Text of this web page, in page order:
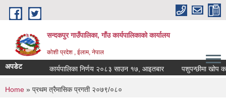
Skip to main content
सन्दकपुर गाउँपालिका, गाँउ कार्यपालिकाको कार्यालय
कोशी प्रदेश , ईलाम, नेपाल
अपडेट कार्यपालिका निर्णय २०८३ साउन १७, आइतबार पशुपन्छीमा खोप
You are here
Home » प्रथम त्रैमासिक प्रगती २०७९/०८०